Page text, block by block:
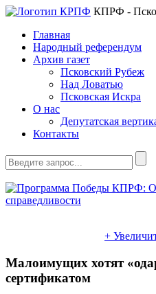
КПРФ -
Главная
Народный референдум
Архив газет
Псковский Рубеж
Над Ловатью
Псковская Искра
О нас
Депутатская
Контакты
+
Малоимущих хотят
сертификатом